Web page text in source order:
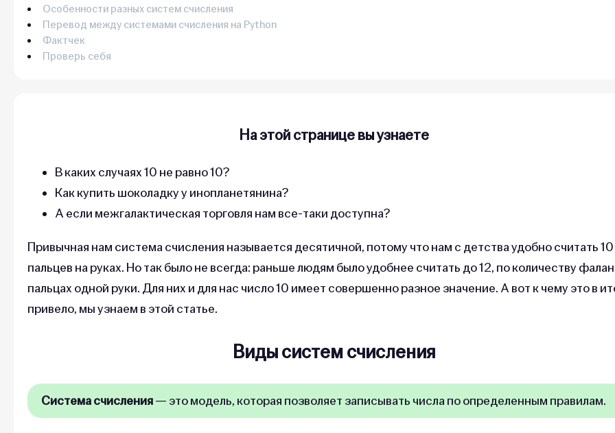
Особенности разных систем счисления
Перевод между системами счисления на Python
Фактчек
Проверь себя
На этой странице вы узнаете
В каких случаях 10 не равно 10?
Как купить шоколадку у инопланетянина?
А если межгалактическая торговля нам все-таки доступна?
Привычная нам система счисления называется десятичной, потому что нам с детства удобно считать 10
пальцев на руках. Но так было не всегда: раньше людям было удобнее считать до 12, по количеству
пальцах одной руки. Для них и для нас число 10 имеет совершенно разное значение. А вот к чему это в
привело, мы узнаем в этой статье.
Виды систем счисления
Система счисления— это модель, которая позволяет записывать числа по определенным правилам.